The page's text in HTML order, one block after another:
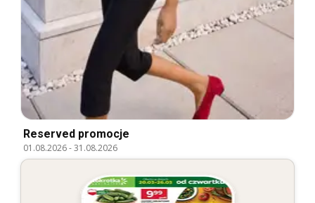
Reserved promocje
01.08.2026-31.08.2026